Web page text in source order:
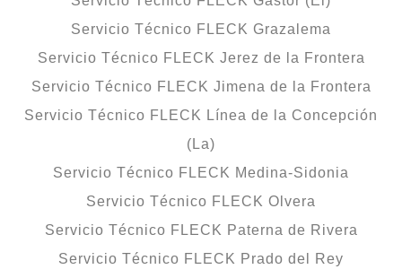
Servicio Técnico FLECK Grazalema
Servicio Técnico FLECK Jerez de la Frontera
Servicio Técnico FLECK Jimena de la Frontera
Servicio Técnico FLECK Línea de la Concepción
(La)
Servicio Técnico FLECK Medina-Sidonia
Servicio Técnico FLECK Olvera
Servicio Técnico FLECK Paterna de Rivera
Servicio Técnico FLECK Prado del Rey